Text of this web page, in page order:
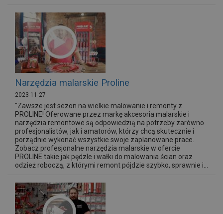
Narzędzia malarskie Proline
2023-11-27
"Zawsze jest sezon na wielkie malowanie i remonty z
PROLINE! Oferowane przez markę akcesoria malarskie i
narzędzia remontowe są odpowiedzią na potrzeby zarówno
profesjonalistów, jak i amatorów, którzy chcą skutecznie i
porządnie wykonać wszystkie swoje zaplanowane prace.
Zobacz profesjonalne narzędzia malarskie w ofercie
PROLINE takie jak pędzle i wałki do malowania ścian oraz
odzież roboczą, z którymi remont pójdzie szybko, sprawnie i...